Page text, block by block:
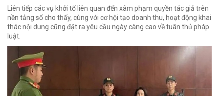
Liên tiếp các vụ khởi tố liên quan đến xâm phạm quyền tác giả trên
nền tảng số cho thấy, cùng với cơ hội tạo doanh thu, hoạt động khai
thác nội dung cũng đặt ra yêu cầu ngày càng cao về tuân thủ pháp
luật.